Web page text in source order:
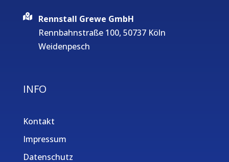
Rennstall Grewe GmbH
Rennbahnstraße 100, 50737 Köln
Weidenpesch
INFO
Kontakt
Impressum
Datenschutz